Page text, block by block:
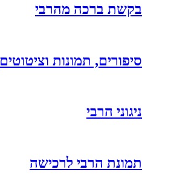
בקשת ברכה מהרבי
סיפורים, תמונות וציטוטים
ניגוני הרבי
תמונת הרבי לרכישה